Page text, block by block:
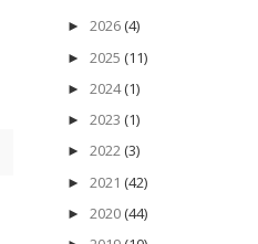
►2026 (4)
►2025 (11)
►2024(1)
►2023 (1)
►2022 (3)
►2021 (42)
►2020 (44)